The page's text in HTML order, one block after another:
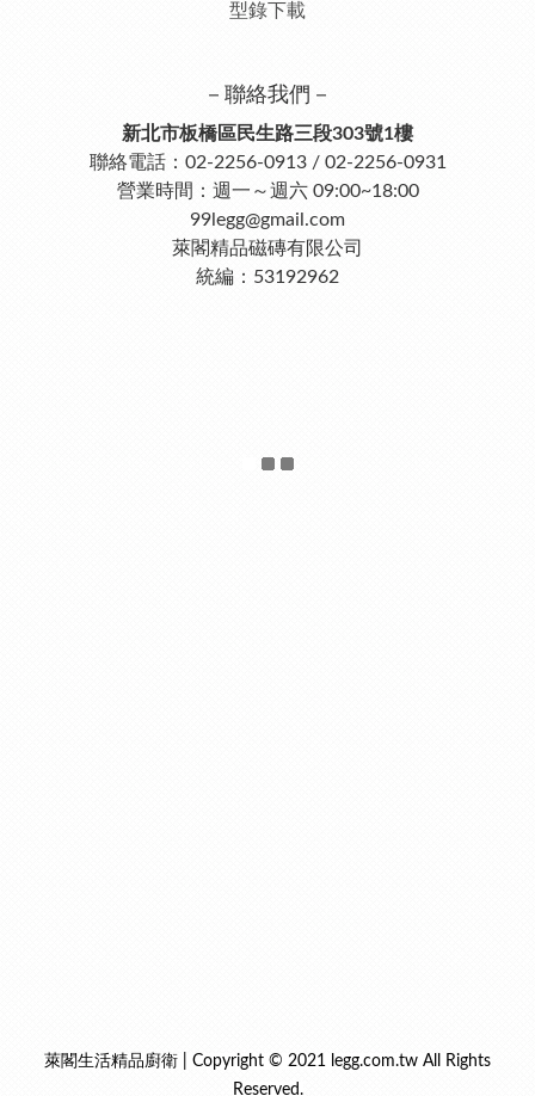
型錄下載
－聯絡我們－
新北市板橋區民生路三段303號1樓
聯絡電話：02-2256-0913 / 02-2256-0931
營業時間：週一～週六 09:00~18:00
99legg@gmail.com
萊閣精品磁磚有限公司
統編：53192962
萊閣生活精品廚衛 | Copyright © 2021 legg.com.tw All Rights
Reserved.